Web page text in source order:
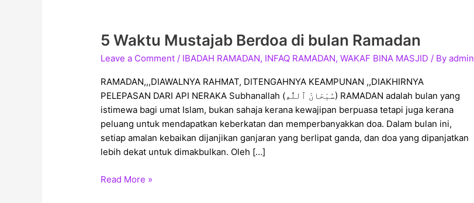
5 Waktu Mustajab Berdoa di bulan Ramadan
Leave a Comment / IBADAH RAMADAN, INFAQ RAMADAN,WAKAF BINA MASJID / Byadmin
RAMADAN,,,DIAWALNYA RAHMAT, DITENGAHNYA KEAMPUNAN ,,DIAKHIRNYA
PELEPASAN DARI API NERAKA Subhanallah (سُبْحَانَ ٱللَّٰهِ) RAMADAN adalah bulan yang
istimewa bagi umat Islam, bukan sahaja kerana kewajipan berpuasa tetapi juga kerana
peluang untuk mendapatkan keberkatan dan memperbanyakkan doa. Dalam bulan ini,
setiap amalan kebaikan dijanjikan ganjaran yang berlipat ganda, dan doa yang dipanjatkan
lebih dekat untuk dimakbulkan. Oleh […]
5
Mustajab
Berdoa
di
bulan
Ramadan
Read More »